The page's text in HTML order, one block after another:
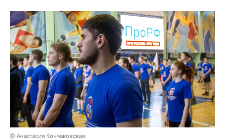
© Анастасия Кончаковская